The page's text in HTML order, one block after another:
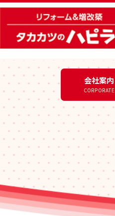
会社案内
CORPORATE